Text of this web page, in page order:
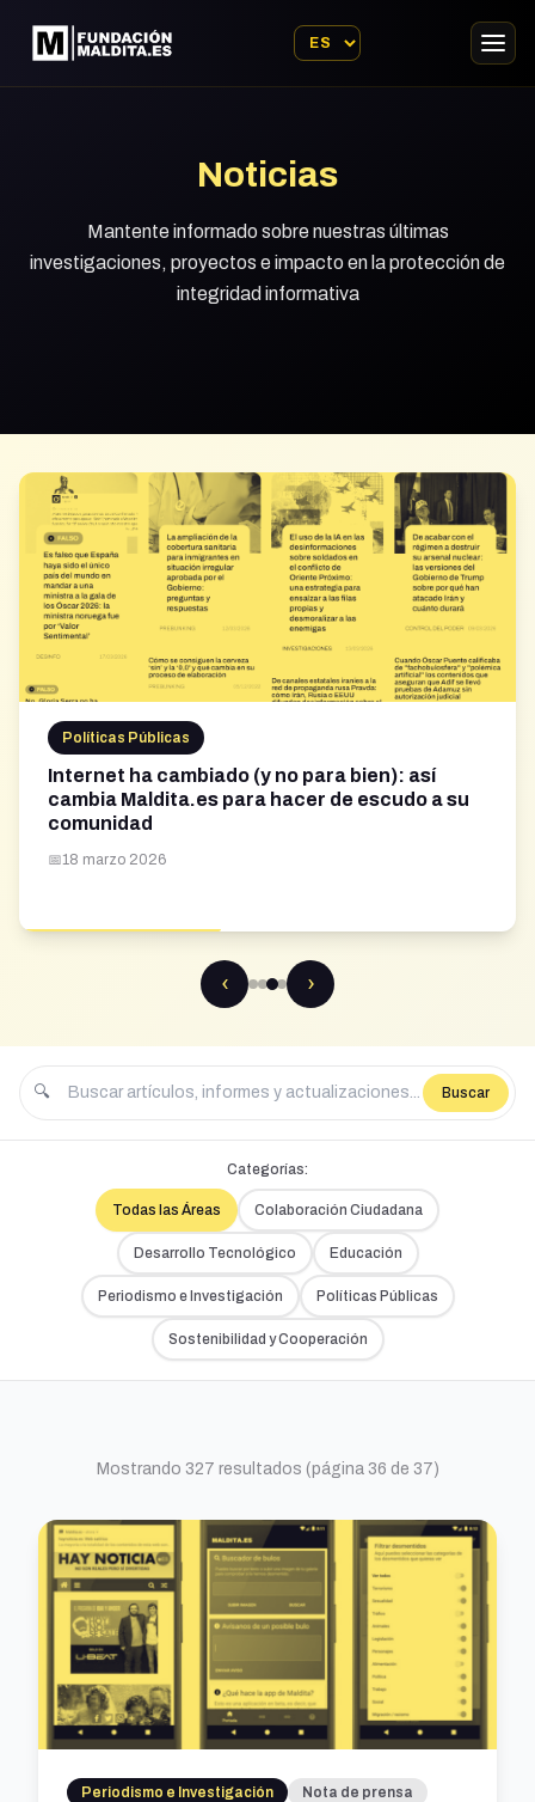
Noticias
Mantente informado sobre nuestras últimas
investigaciones, proyectos e impacto en la protección de
integridad informativa
Políticas Públicas
Internet ha cambiado (y no para bien): así
cambia Maldita.es para hacer de escudo a su
comunidad
📅18 marzo 2026
‹ ›
🔍 Buscar
Categorías:
Todas las Áreas Colaboración Ciudadana
Desarrollo Tecnológico Educación
Periodismo e Investigación Políticas Públicas
Sostenibilidad y Cooperación
Mostrando 327 resultados (página 36 de 37)
Periodismo e Investigación Nota de prensa